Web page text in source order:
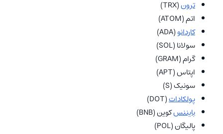
ترون(TRX)
اتم (ATOM)
کاردانو(ADA)
سولانا (SOL)
گرام (GRAM)
اپتاس (APT)
سونیک (S)
پولکادات(DOT)
بایننسکوین (BNB)
پالیگان (POL)